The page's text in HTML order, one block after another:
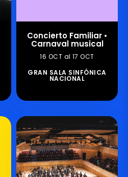
Concierto Familiar •
Carnaval musical
16 OCT al 17 OCT
GRAN SALA SINFÓNICA
NACIONAL